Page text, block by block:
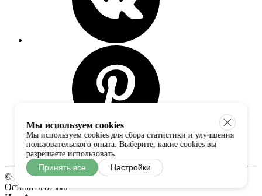
© 2017-2026 Fabzone. Все права соблюдены.
Оставить отзыв
Мы используем cookies
Мы используем cookies для сбора статистики и улучшения
пользовательского опыта. Выберите, какие cookies вы
разрешаете использовать.
Принять все Настройки